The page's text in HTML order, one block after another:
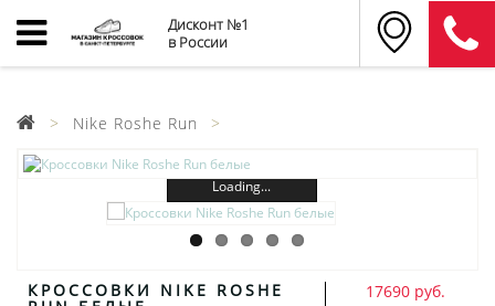
Дисконт №1
в России
Nike Roshe Run
Loading...
КРОССОВКИ NIKE ROSHE 17690 руб.